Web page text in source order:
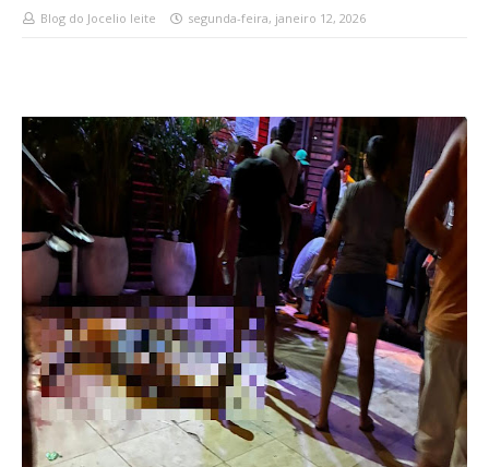
Blog do Jocelio leite segunda-feira, janeiro 12, 2026